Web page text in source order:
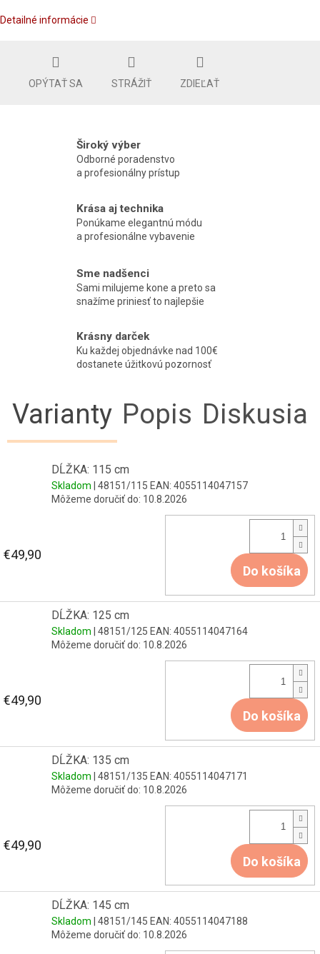
Detailné informácie
OPÝTAŤ SA STRÁŽIŤ ZDIEĽAŤ
Široký výber
Odborné poradenstvo
a profesionálny prístup
Krása aj technika
Ponúkame elegantnú módu
a profesionálne vybavenie
Sme nadšenci
Sami milujeme kone a preto sa
snažíme priniesť to najlepšie
Krásny darček
Ku každej objednávke nad 100€
dostanete úžitkovú pozornosť
Varianty Popis Diskusia
DĹŽKA: 115 cm
Skladom | 48151/115 EAN: 4055114047157
Môžeme doručiť do: 10.8.2026
€49,90
Do košíka
DĹŽKA: 125 cm
Skladom | 48151/125 EAN: 4055114047164
Môžeme doručiť do: 10.8.2026
€49,90
Do košíka
DĹŽKA: 135 cm
Skladom | 48151/135 EAN: 4055114047171
Môžeme doručiť do: 10.8.2026
€49,90
Do košíka
DĹŽKA: 145 cm
Skladom | 48151/145 EAN: 4055114047188
Môžeme doručiť do: 10.8.2026